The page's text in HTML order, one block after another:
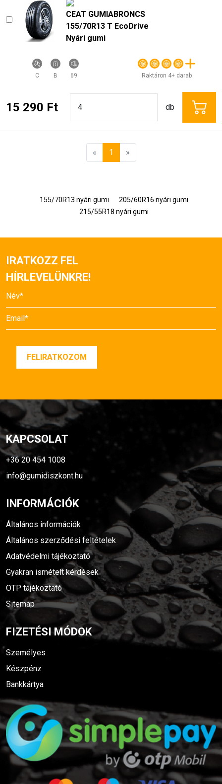
CEAT GUMIABRONCS
155/70R13 T EcoDrive
Nyári gumi
C B 69 Raktáron 4+ darab
15 290 Ft db
« 1 »
155/70R13 nyári gumi
205/60R16 nyári gumi
215/55R18 nyári gumi
IRATKOZZ FEL
HÍRLEVELÜNKRE!
KAPCSOLAT
+36 20 454 1008
info@gumidiszkont.hu
INFORMÁCIÓK
Általános információk
Általános szerződési feltételek
Adatvédelmi tájékoztató
Gyakran ismételt kérdések
OTP tájékoztató
Sitemap
FIZETÉSI MÓDOK
Személyes
Készpénz
Bankkártya